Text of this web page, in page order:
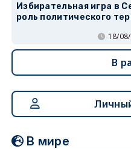
Избирательная игра в
роль политического
18/
В
В мире